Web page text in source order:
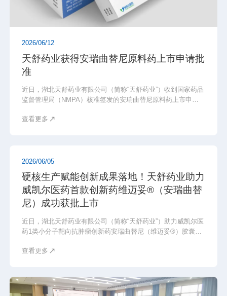
2026/06/12
天舒药业获得安瑞曲替尼原料药上市申请批
准
近日，湖北天舒药业有限公司（简称“天舒药业”）收到国家药品
监督管理局（NMPA）核准签发的安瑞曲替尼原料药上市申请
药商业化生产与市场供应资质，进一步完善公司高端原料药产
查看更多
2026/06/05
硬核生产赋能创新成果落地！天舒药业助力
威凯尔医药首款创新药维迈妥®（安瑞曲替
尼）成功获批上市
近日，湖北天舒药业有限公司（简称“天舒药业”）助力威凯尔医
药1类小分子靶向抗肿瘤创新药安瑞曲替尼（维迈妥®）胶囊正
借过硬的生产实力与专业的质量体系，全程承担安瑞曲替尼原
查看更多